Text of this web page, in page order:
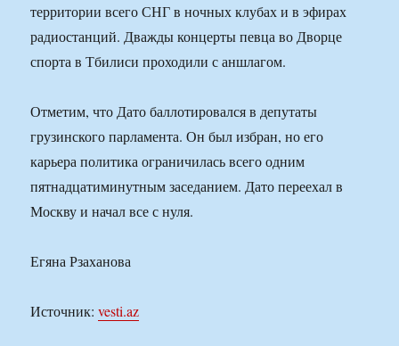
территории всего СНГ в ночных клубах и в эфирах
радиостанций. Дважды концерты певца во Дворце
спорта в Тбилиси проходили с аншлагом.
Отметим, что Дато баллотировался в депутаты
грузинского парламента. Он был избран, но его
карьера политика ограничилась всего одним
пятнадцатиминутным заседанием. Дато переехал в
Москву и начал все с нуля.
Егяна Рзаханова
Источник:vesti.az